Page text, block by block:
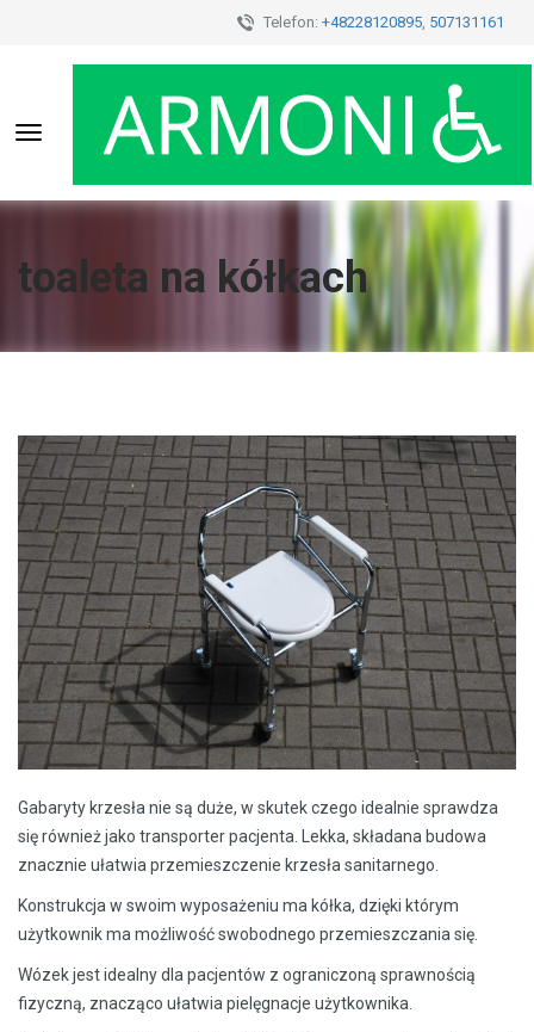
Telefon: +48228120895, 507131161
Toggle
navigation
toaleta na kółkach
Gabaryty krzesła nie są duże, w skutek czego idealnie sprawdza
się również jako transporter pacjenta. Lekka, składana budowa
znacznie ułatwia przemieszczenie krzesła sanitarnego.
Konstrukcja w swoim wyposażeniu ma kółka, dzięki którym
użytkownik ma możliwość swobodnego przemieszczania się.
Wózek jest idealny dla pacjentów z ograniczoną sprawnością
fizyczną, znacząco ułatwia pielęgnacje użytkownika.